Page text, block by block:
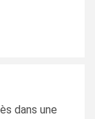
dans une